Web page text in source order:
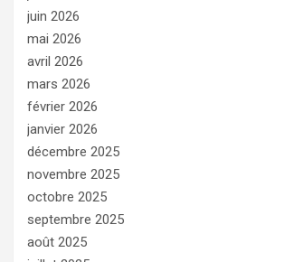
juin 2026
mai 2026
avril 2026
mars 2026
février 2026
janvier 2026
décembre 2025
novembre 2025
octobre 2025
septembre 2025
août 2025